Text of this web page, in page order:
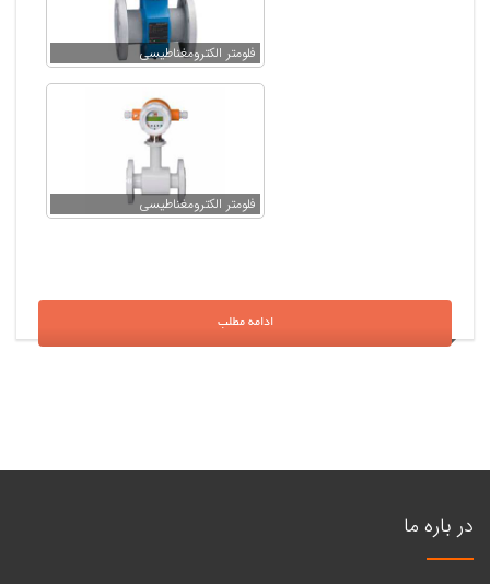
فلومتر الکترومغناطیسی
فلومتر الکترومغناطیسی
ادامه مطلب
در باره ما